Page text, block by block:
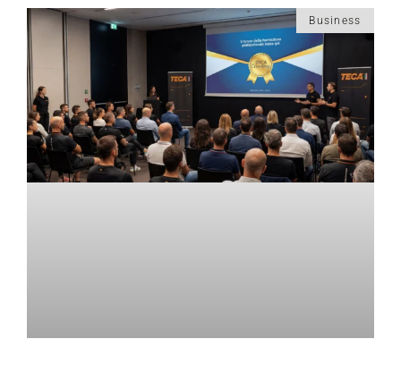
Business